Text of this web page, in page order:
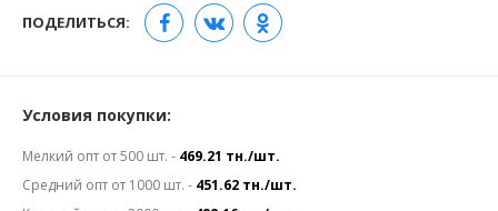
ПОДЕЛИТЬСЯ:
Условия покупки:
Мелкий опт от 500 шт. - 469.21 тн./шт.
Средний опт от 1000 шт. - 451.62 тн./шт.